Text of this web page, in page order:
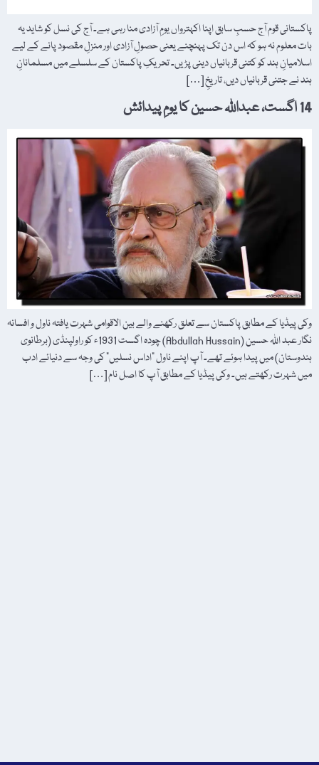
پاکستانی قوم آج حسبِ سابق اپنا اکہترواں یومِ آزادی منا رہی ہے۔ آج کی نسل کو شاید یہ
بات معلوم نہ ہو کہ اس دن تک پہنچنے یعنی حصولِ آزادی اور منزلِ مقصود پانے کے لیے
اسلامیانِ ہند کو کتنی قربانیاں دینی پڑیں۔ تحریکِ پاکستان کے سلسلے میں مسلمانانِ
ہند نے جتنی قربانیاں دیں، تاریخِ […]
14 اگست، عبداللہ حسین کا یومِ پیدائش
وکی پیڈیا کے مطابق پاکستان سے تعلق رکھنے والے بین الاقوامی شہرت یافتہ ناول و افسانہ
نگار عبد اللہ حسین (Abdullah Hussain) چودہ اگست 1931ء کو راولپنڈی (برطانوی
ہندوستان) میں پیدا ہوئے تھے۔ آپ اپنے ناول "اداس نسلیں” کی وجہ سے دنیائے ادب
میں شہرت رکھتے ہیں۔ وکی پیڈیا کے مطابق آپ کا اصل نام […]